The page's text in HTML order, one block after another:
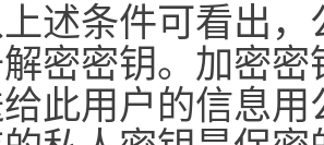
条件可看出，
密密钥。加密
此用户的信息